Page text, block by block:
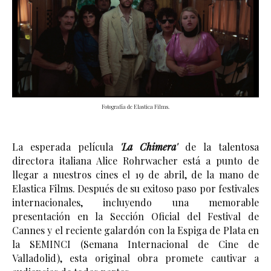
Fotografía de Elastica Films.
La esperada película 'La Chimera' de la talentosa
directora italiana Alice Rohrwacher está a punto de
llegar a nuestros cines el 19 de abril, de la mano de
Elastica Films. Después de su exitoso paso por festivales
internacionales, incluyendo una memorable
presentación en la Sección Oficial del Festival de
Cannes y el reciente galardón con la Espiga de Plata en
la SEMINCI (Semana Internacional de Cine de
Valladolid), esta original obra promete cautivar a